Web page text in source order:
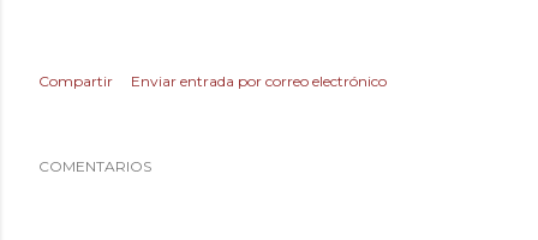
Compartir Enviar entrada por correo electrónico
COMENTARIOS